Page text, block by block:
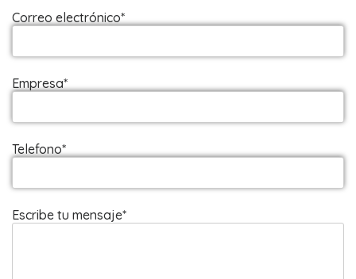
Correo electrónico*
Empresa*
Telefono*
Escribe tu mensaje*